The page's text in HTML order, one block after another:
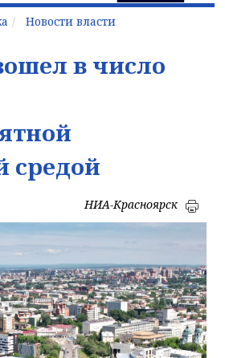
Новости власти
в число
средой
НИА-Красноярск